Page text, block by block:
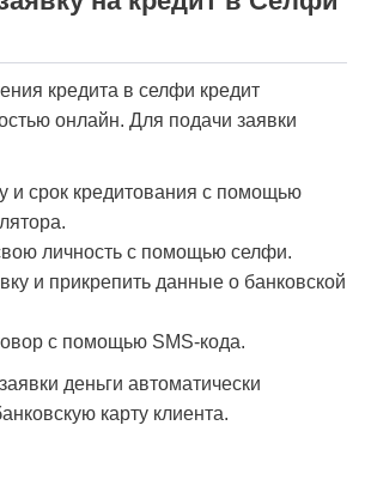
кредита в селфи кредит
онлайн. Для подачи заявки
и срок кредитования с помощью
личность с помощью селфи.
и прикрепить данные о банковской
с помощью SMS-кода.
деньги автоматически
карту клиента.